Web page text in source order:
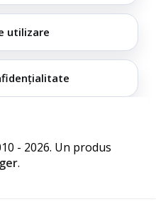
utilizare
- 2026. Un produs
.